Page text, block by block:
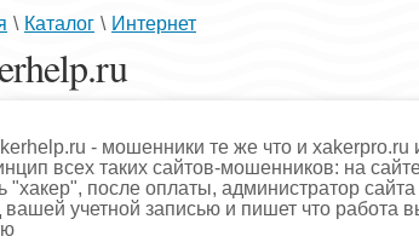
\ Каталог \ Интернет
- мошенники те же что и
всех таких сайтов-мошенников: на
"хакер", после оплаты, администратор сайта
вашей учетной записью и пишет что работа